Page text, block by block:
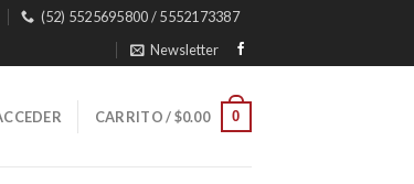
(52) 5525695800 / 5552173387
Newsletter
CARRITO /$0.00 0